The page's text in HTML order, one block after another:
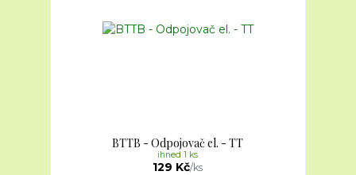
BTTB - Odpojovač el. - TT
129 Kč/ks
ihned 1 ks